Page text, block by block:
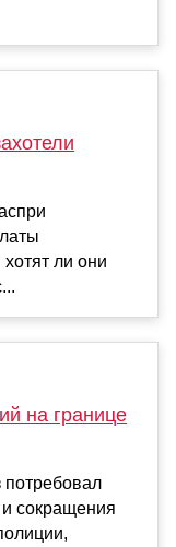
ли они
на границе
сокращения